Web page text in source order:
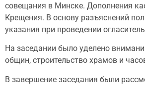
совещания в Минске. Дополнения
Крещения. В основу разъяснений
указания при проведении
На заседании было уделено
общин, строительство храмов и
В завершение заседания были